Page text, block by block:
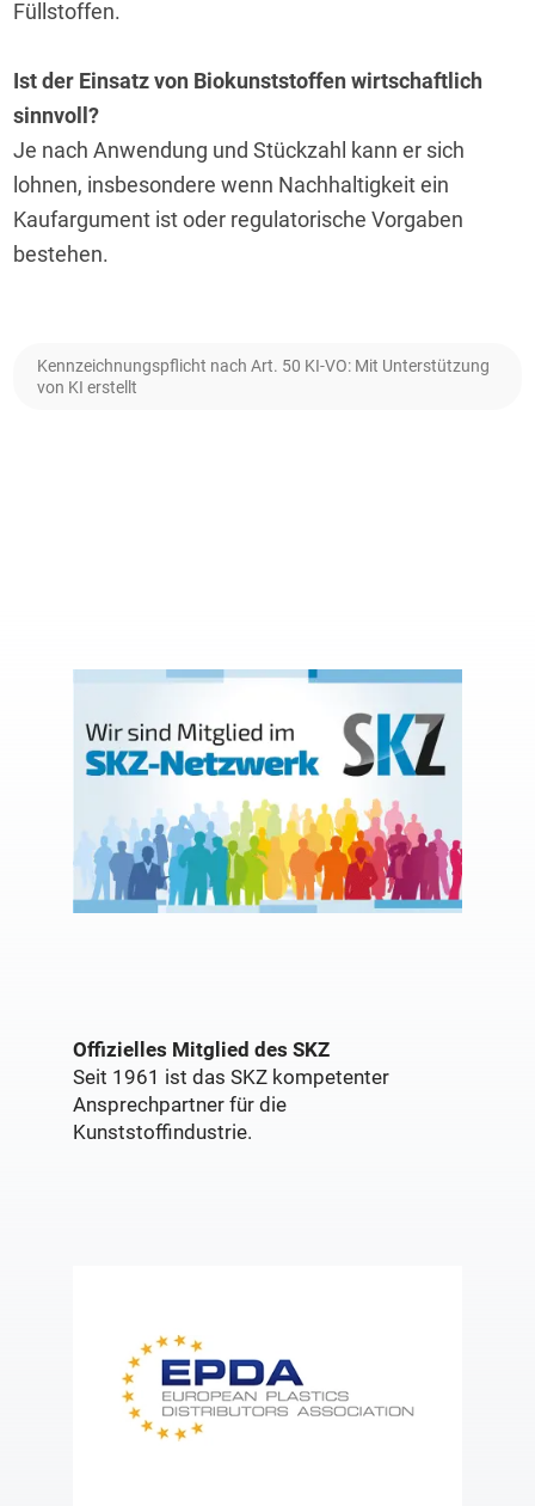
Füllstoffen.
Ist der Einsatz von Biokunststoffen wirtschaftlich
sinnvoll?
Je nach Anwendung und Stückzahl kann er sich
lohnen, insbesondere wenn Nachhaltigkeit ein
Kaufargument ist oder regulatorische Vorgaben
bestehen.
Kennzeichnungspflicht nach Art. 50 KI-VO: Mit Unterstützung
von KI erstellt
Offizielles Mitglied des SKZ
Seit 1961 ist das SKZ kompetenter
Ansprechpartner für die
Kunststoffindustrie.